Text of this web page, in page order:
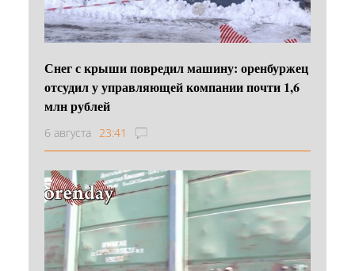
Снег с крыши повредил машину: оренбуржец
отсудил у управляющей компании почти 1,6
млн рублей
6 августа 23:41